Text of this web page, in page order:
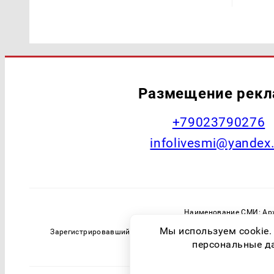
Размещение
+79023790276
Наименование СМИ:
Зарегистрировавший орган: Федеральная служба по
Мы используем
персональные